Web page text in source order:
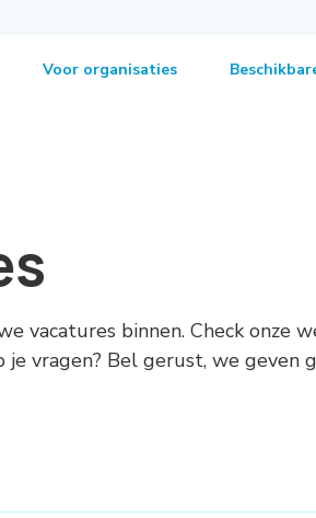
Voor organisaties
vacatures binnen. Check onze
je vragen? Bel gerust, we geven